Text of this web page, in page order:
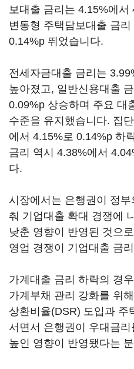
보대출 금리는 4.15%에
변동형 주택담보대출 금
0.14%p 뛰었습니다.
전세자금대출 금리는
높아졌고, 일반신용대출
0.09%p 상승하며 주요 대
수준을 유지했습니다. 집
에서 4.15%로 0.14%p 하
금리 역시 4.38%에서
다.
시장에서는 은행권이 정
춰 기업대출 확대 경쟁에
낮춘 영향이 반영된 것으
영업 경쟁이 기업대출 금
가계대출 금리 하락의 경
가계부채 관리 강화를 위
상환비율(DSR) 도입과 주
서면서 은행권이 우대금
높인 영향이 반영됐다는